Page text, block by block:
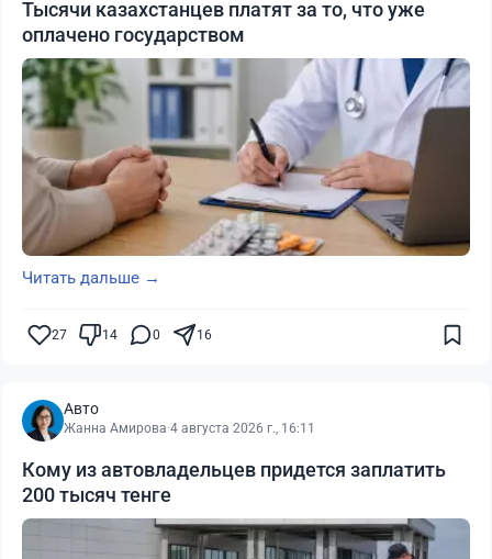
Тысячи казахстанцев платят за то, что уже
оплачено государством
Читать дальше →
27 14 0 16
Авто
Жанна Амирова·4 августа 2026 г., 16:11
Кому из автовладельцев придется заплатить
200 тысяч тенге